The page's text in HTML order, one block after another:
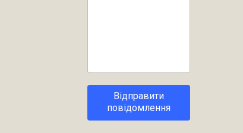
Відправити
повідомлення